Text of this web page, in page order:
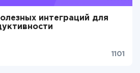
интеграций для
1101